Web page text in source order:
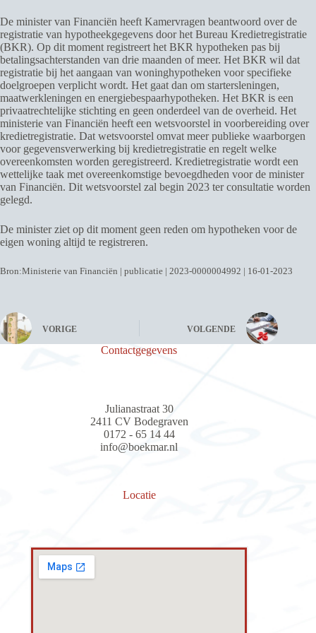
De minister van Financiën heeft Kamervragen beantwoord over de
registratie van hypotheekgegevens door het Bureau Kredietregistratie
(BKR). Op dit moment registreert het BKR hypotheken pas bij
betalingsachterstanden van drie maanden of meer. Het BKR wil dat
registratie bij het aangaan van woninghypotheken voor specifieke
doelgroepen verplicht wordt. Het gaat dan om startersleningen,
maatwerkleningen en energiebespaarhypotheken. Het BKR is een
privaatrechtelijke stichting en geen onderdeel van de overheid. Het
ministerie van Financiën heeft een wetsvoorstel in voorbereiding over
kredietregistratie. Dat wetsvoorstel omvat meer publieke waarborgen
voor gegevensverwerking bij kredietregistratie en regelt welke
overeenkomsten worden geregistreerd. Kredietregistratie wordt een
wettelijke taak met overeenkomstige bevoegdheden voor de minister
van Financiën. Dit wetsvoorstel zal begin 2023 ter consultatie worden
gelegd.
De minister ziet op dit moment geen reden om hypotheken voor de
eigen woning altijd te registreren.
Bron:Ministerie van Financiën | publicatie | 2023-0000004992 | 16-01-2023
VORIGE VOLGENDE
Contactgegevens
Julianastraat 30
2411 CV Bodegraven
0172 - 65 14 44
info@boekmar.nl
Locatie